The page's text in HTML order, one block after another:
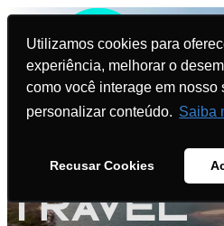
Utilizamos cookies para
experiência, melhorar o
como você interage em nosso
personalizar conteúdo. Saiba
Recusar Cookies